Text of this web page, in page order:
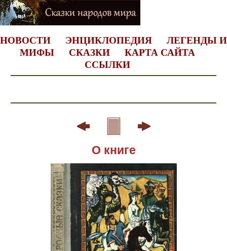
НОВОСТИ ЭНЦИКЛОПЕДИЯ
ЛЕГЕНДЫ И
МИФЫ
СКАЗКИ
КАРТА САЙТА
ССЫЛКИ
О книге